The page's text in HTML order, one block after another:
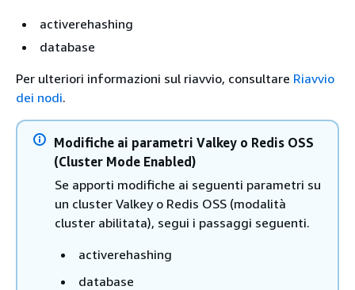
activerehashing
database
Per ulteriori informazioni sul riavvio, consultare Riavvio
dei nodi.
Modifiche ai parametri Valkey o Redis OSS
(Cluster Mode Enabled)
Se apporti modifiche ai seguenti parametri su
un cluster Valkey o Redis OSS (modalità
cluster abilitata), segui i passaggi seguenti.
activerehashing
database